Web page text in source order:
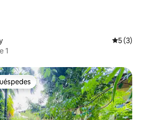
5 (3)
1
entre huéspedes